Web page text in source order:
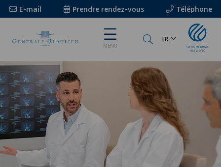
E-mail Prendre rendez-vous Téléphone
MENU
FR